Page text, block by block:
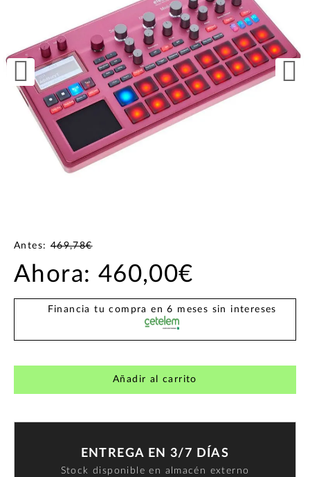
Antes:469,78€
Ahora: 460,00€
Financia tu compra en 6 meses sin intereses
Añadir al carrito
ENTREGA EN 3/7 DÍAS
Stock disponible en almacén externo